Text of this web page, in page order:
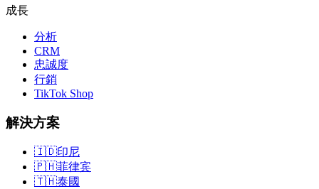
成長
分析
CRM
忠誠度
行銷
TikTok Shop
解決方案
🇮🇩印尼
🇵🇭菲律宾
🇹🇭泰國